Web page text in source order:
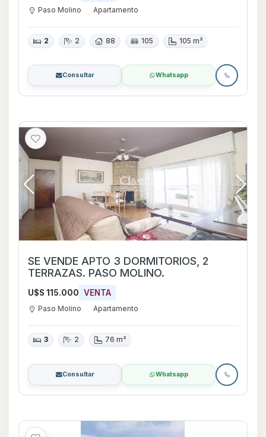
Paso Molino Apartamento
2 2 88 105 105 m²
Consultar Whatsapp
SE VENDE APTO 3 DORMITORIOS, 2
TERRAZAS. PASO MOLINO.
U$S 115.000 VENTA
Paso Molino Apartamento
3 2 76 m²
Consultar Whatsapp